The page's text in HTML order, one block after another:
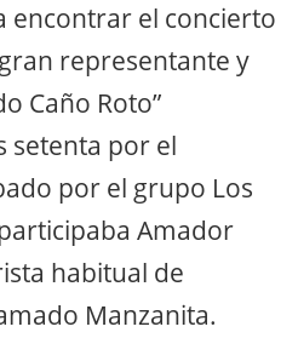
encontrar el concierto
representante y
Caño Roto”
setenta por el
por el grupo Los
Amador
habitual de
Manzanita.